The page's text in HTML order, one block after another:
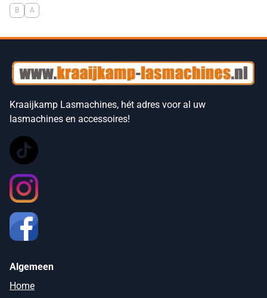
B A
Kraaijkamp Lasmachines, hét adres voor al uw
lasmachines en accessoires!
Algemeen
Home